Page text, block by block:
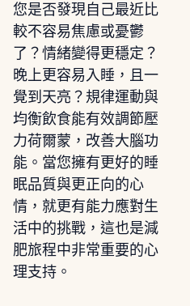
您是否發現自己最近比
較不容易焦慮或憂鬱
了？情緒變得更穩定？
晚上更容易入睡，且一
覺到天亮？規律運動與
均衡飲食能有效調節壓
力荷爾蒙，改善大腦功
能。當您擁有更好的睡
眠品質與更正向的心
情，就更有能力應對生
活中的挑戰，這也是減
肥旅程中非常重要的心
理支持。